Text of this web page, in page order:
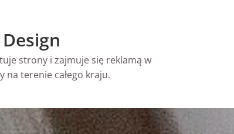
strony i zajmuje się reklamą w
na terenie całego kraju.